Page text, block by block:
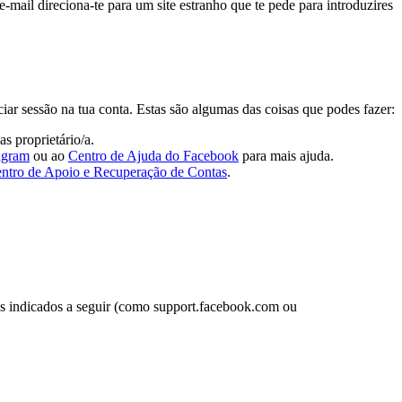
direciona-te para um site estranho que te pede para introduzires
sessão na tua conta. Estas são algumas das coisas que podes fazer:
proprietário/a.
ou ao Centro de Ajuda do Facebook para mais ajuda.
de Apoio e Recuperação de Contas.
indicados a seguir (como support.facebook.com ou